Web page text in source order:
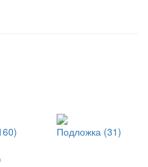
Подложка (31)